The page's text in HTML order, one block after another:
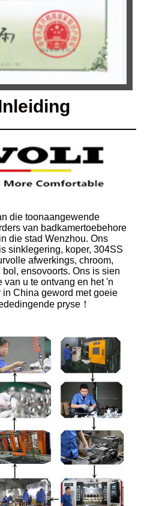
die toonaangewende
van badkamertoebehore
die stad Wenzhou. Ons
sinklegering, koper, 304SS
afwerkings, chroom,
ensovoorts. Ons is sien
van u te ontvang en het 'n
in China geword met goeie
pryse！